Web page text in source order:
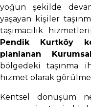
yoğun şekilde
yaşayan kişiler
taşımacılık
Pendik Kurtköy
planlanan
bölgedeki taşınma
hizmet olarak
Kentsel dönüşüm